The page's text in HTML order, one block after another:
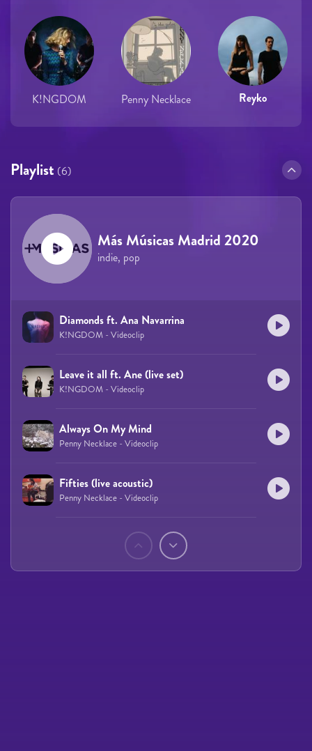
K!NGDOM Penny Necklace Reyko
Playlist (6)
Más Músicas Madrid 2020
indie, pop
Diamonds ft. Ana Navarrina
K!NGDOM - Videoclip
Leave it all ft. Ane (live set)
K!NGDOM - Videoclip
Always On My Mind
Penny Necklace - Videoclip
Fifties (live acoustic)
Penny Necklace - Videoclip